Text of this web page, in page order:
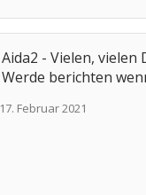
Aida2 - Vielen,
Werde berichten
17. Februar 2021